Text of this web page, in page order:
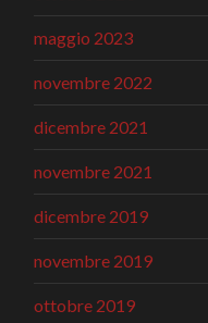
maggio 2023
novembre 2022
dicembre 2021
novembre 2021
dicembre 2019
novembre 2019
ottobre 2019